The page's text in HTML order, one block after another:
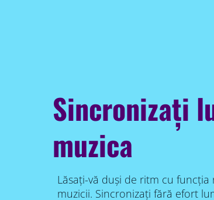
Sincronizați
muzica
Lăsați-vă duși de ritm cu
muzicii. Sincronizați fără efort